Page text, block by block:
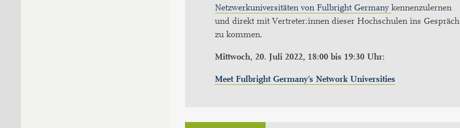
Netzwerkuniversitäten von Fulbright Germany kennenzulernen
und direkt mit Vertreter:innen dieser Hochschulen ins Gespräch
zu kommen.
Mittwoch, 20. Juli 2022, 18:00 bis 19:30 Uhr:
Meet Fulbright Germany’s Network Universities